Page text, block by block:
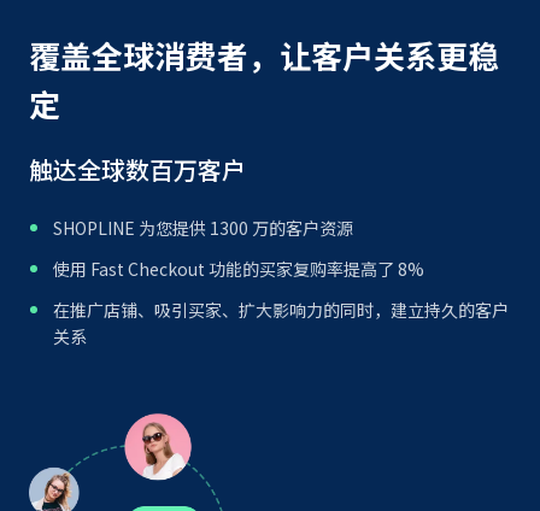
覆盖全球消费者，让客户关系更稳
定
触达全球数百万客户
SHOPLINE 为您提供 1300 万的客户资源
使用 Fast Checkout 功能的买家复购率提高了 8%
在推广店铺、吸引买家、扩大影响力的同时，建立持久的客户
关系